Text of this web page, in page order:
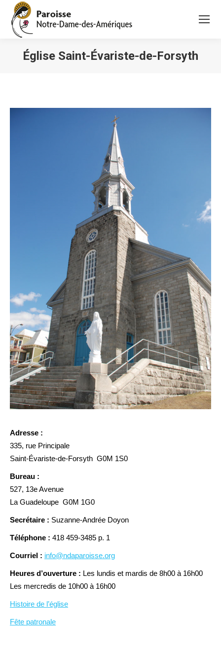
Église Saint-Évariste-de-Forsyth
Adresse :
335, rue Principale
Saint-Évariste-de-Forsyth G0M 1S0
Bureau :
527, 13e Avenue
La Guadeloupe G0M 1G0
Secrétaire : Suzanne-Andrée Doyon
Téléphone : 418 459-3485 p. 1
Courriel : info@ndaparoisse.org
Heures d’ouverture : Les lundis et mardis de 8h00 à 16h00
Les mercredis de 10h00 à 16h00
Histoire de l’église
Fête patronale